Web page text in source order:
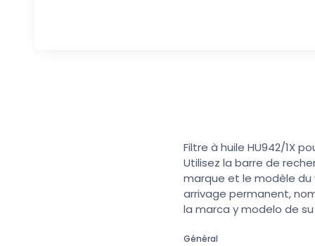
Filtre à huile HU942/1X
Utilisez la barre de
marque et le modèle du
arrivage permanent,
la marca y modelo de
Général